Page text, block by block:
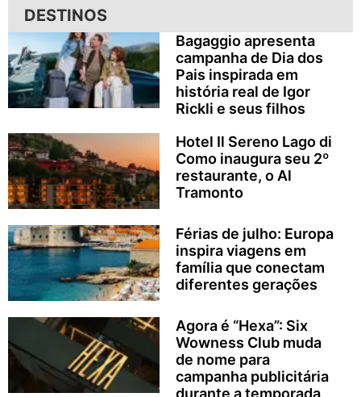
DESTINOS
Bagaggio apresenta
campanha de Dia dos
Pais inspirada em
história real de Igor
Rickli e seus filhos
Hotel Il Sereno Lago di
Como inaugura seu 2º
restaurante, o Al
Tramonto
Férias de julho: Europa
inspira viagens em
família que conectam
diferentes gerações
Agora é “Hexa”: Six
Wowness Club muda
de nome para
campanha publicitária
durante a temporada